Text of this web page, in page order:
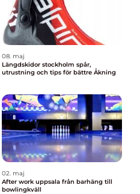
08. maj
Längdskidor stockholm spår,
utrustning och tips för bättre Åkning
02. maj
After work uppsala från barhäng till
bowlingkväll